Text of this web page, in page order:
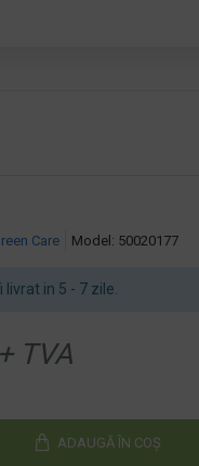
Care Model: 50020177
in 5 - 7 zile.
+ TVA
ADAUGĂ ÎN COŞ